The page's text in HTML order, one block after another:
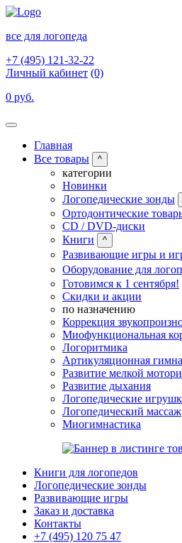
все для логопеда
+7 (495) 121-32-22
Личный кабинет (0)
0 руб.
Главная
Все товары
^
категории
Новинки
Логопедические зонды
Ортодонтические
CD / DVD-диски
Книги
^
Развивающие игры и
Оборудование для
Готовимся к 1 сентября!
Скидки и акции
по назначению
Коррекция
Миофункциональная
Логоритмика
Артикуляционная
Развитие мелкой
Развитие дыхания
Логопедические
Логопедический массаж
Миогимнастика
Книги для логопедов
Логопедические зонды
Развивающие игры
Заказ и доставка
Контакты
+7 (495) 120 75 47